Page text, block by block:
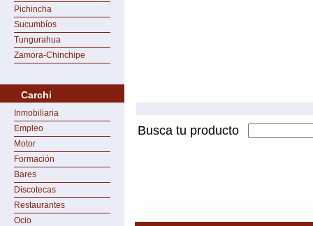
Pichincha
Sucumbíos
Tungurahua
Zamora-Chinchipe
Carchi
Inmobiliaria
Empleo
Motor
Formación
Bares
Discotecas
Restaurantes
Ocio
Busca tu producto